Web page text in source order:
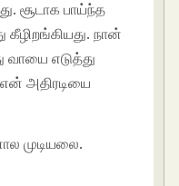
சூடாக பாய்ந்த
நான்
வாயை எடுத்து
அதிரடியை
முடியலை.